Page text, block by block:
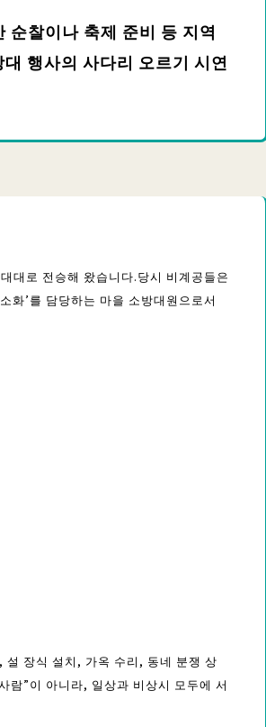
순찰이나 축제 준비 등 지역
행사의 사다리 오르기 시연
대로 전승해 왔습니다.당시 비계공들은
화’를 담당하는 마을 소방대원으로서
설 장식 설치, 가옥 수리, 동네 분쟁 상
람”이 아니라, 일상과 비상시 모두에 서